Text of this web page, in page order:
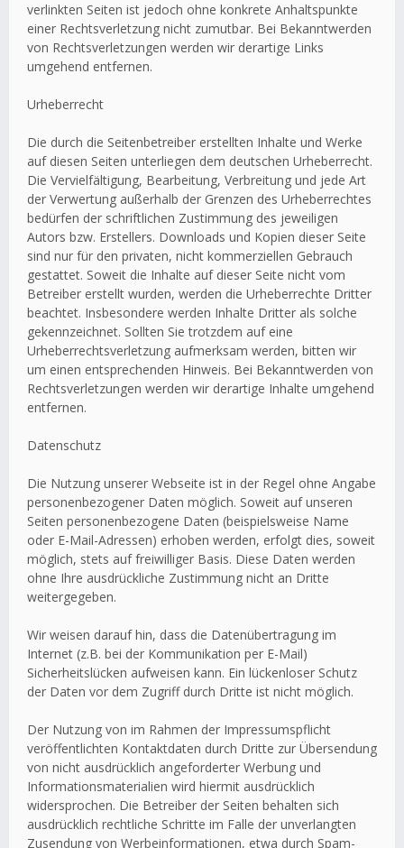
verlinkten Seiten ist jedoch ohne konkrete Anhaltspunkte
einer Rechtsverletzung nicht zumutbar. Bei Bekanntwerden
von Rechtsverletzungen werden wir derartige Links
umgehend entfernen.
Urheberrecht
Die durch die Seitenbetreiber erstellten Inhalte und Werke
auf diesen Seiten unterliegen dem deutschen Urheberrecht.
Die Vervielfältigung, Bearbeitung, Verbreitung und jede Art
der Verwertung außerhalb der Grenzen des Urheberrechtes
bedürfen der schriftlichen Zustimmung des jeweiligen
Autors bzw. Erstellers. Downloads und Kopien dieser Seite
sind nur für den privaten, nicht kommerziellen Gebrauch
gestattet. Soweit die Inhalte auf dieser Seite nicht vom
Betreiber erstellt wurden, werden die Urheberrechte Dritter
beachtet. Insbesondere werden Inhalte Dritter als solche
gekennzeichnet. Sollten Sie trotzdem auf eine
Urheberrechtsverletzung aufmerksam werden, bitten wir
um einen entsprechenden Hinweis. Bei Bekanntwerden von
Rechtsverletzungen werden wir derartige Inhalte umgehend
entfernen.
Datenschutz
Die Nutzung unserer Webseite ist in der Regel ohne Angabe
personenbezogener Daten möglich. Soweit auf unseren
Seiten personenbezogene Daten (beispielsweise Name
oder E-Mail-Adressen) erhoben werden, erfolgt dies, soweit
möglich, stets auf freiwilliger Basis. Diese Daten werden
ohne Ihre ausdrückliche Zustimmung nicht an Dritte
weitergegeben.
Wir weisen darauf hin, dass die Datenübertragung im
Internet (z.B. bei der Kommunikation per E-Mail)
Sicherheitslücken aufweisen kann. Ein lückenloser Schutz
der Daten vor dem Zugriff durch Dritte ist nicht möglich.
Der Nutzung von im Rahmen der Impressumspflicht
veröffentlichten Kontaktdaten durch Dritte zur Übersendung
von nicht ausdrücklich angeforderter Werbung und
Informationsmaterialien wird hiermit ausdrücklich
widersprochen. Die Betreiber der Seiten behalten sich
ausdrücklich rechtliche Schritte im Falle der unverlangten
Zusendung von Werbeinformationen, etwa durch Spam-